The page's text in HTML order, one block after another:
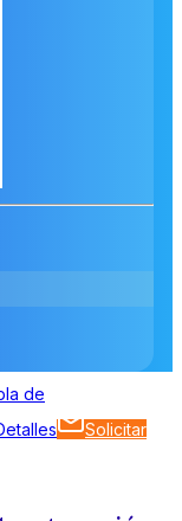
de
Solicitar